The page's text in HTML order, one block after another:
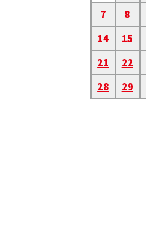
7
8
14
15
21
22
28
29